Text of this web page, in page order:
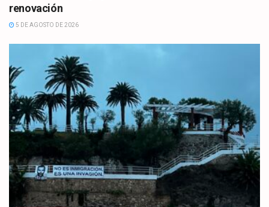
renovación
5 DE AGOSTO DE 2026